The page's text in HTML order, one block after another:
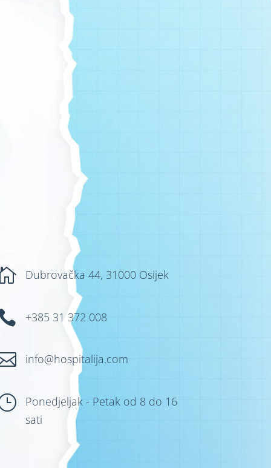
Dubrovačka 44, 31000 Osijek
+385 31 372 008
info@hospitalija.com
Ponedjeljak - Petak od 8 do 16
sati